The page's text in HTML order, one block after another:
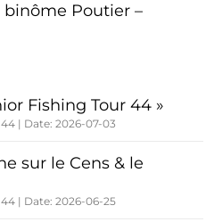
Poutier –
Fishing Tour 44 »
Date: 2026-07-03
sur le Cens & le
Date: 2026-06-25